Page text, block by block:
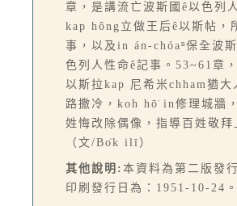
章，是講流亡波斯國ê以色列
kap hông立做王后ê以斯帖，
事，以及in án-chóaⁿ保全波
色列人性命ê記事。53~61章
以斯拉kap 尼希米chham猶大
路撒冷，koh hō͘ in修理城牆
姓悔改除偶像，指導百姓敬拜
（文/Bo̍k ilī）
其他說明: 本資料為第二版發
印刷發行日為：1951-10-24。